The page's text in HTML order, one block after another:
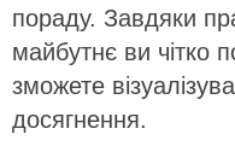
пораду. Завдяки
майбутнє ви чітко
зможете
досягнення.